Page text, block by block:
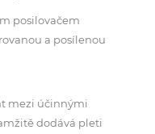
posilovačem
a posílenou
mezi účinnými
dodává pleti